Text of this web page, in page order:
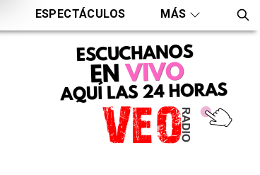
ESPECTÁCULOS MÁS